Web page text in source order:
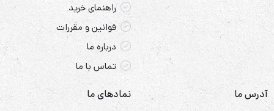
راهنمای خرید
قوانین و مقررات
درباره ما
تماس با ما
آدرس ما نمادهای ما